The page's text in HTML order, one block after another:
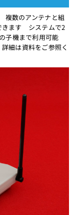
複数のアンテナと組
きます システムで2
子機まで利用可能
細は資料をご参照く